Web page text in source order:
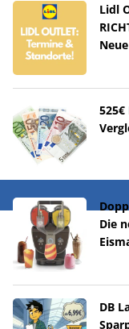
Lidl
Die
DB